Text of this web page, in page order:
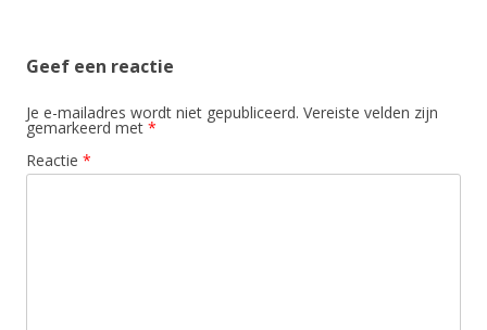
Geef een reactie
Je e-mailadres wordt niet gepubliceerd. Vereiste velden zijn
gemarkeerd met *
Reactie *